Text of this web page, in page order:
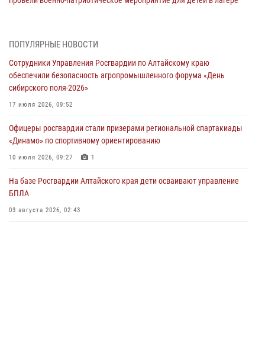
акции «Коробка храбрости»
Сотрудники Росгвардии провели встречу с юными пограничниками
03 июля 2026, 04:03
Управление Росгвардии по Алтайскому краю провело для детей
02 июля 2026, 00:55
В краевом управлении вневедомственной охраны Росгвардии по
ПОПУЛЯРНЫЕ НОВОСТИ
Сотрудники Управления Росгвардии по Алтайскому краю
обеспечили безопасность агропромышленного форума «День
сибирского поля-2026»
17 июля 2026, 09:52
Офицеры росгвардии стали призерами региональной спартакиады
«Динамо» по спортивному ориентированию
10 июля 2026, 09:27 1
На базе Росгвардии Алтайского края дети осваивают управление
БПЛА
03 августа 2026, 02:43